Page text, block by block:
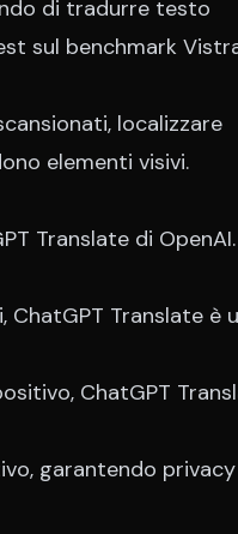
di tradurre testo
sul benchmark
localizzare
elementi visivi.
Translate di
Translate è
ChatGPT
garantendo privacy